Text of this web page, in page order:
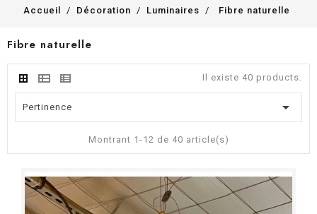
Accueil Décoration Luminaires Fibre naturelle
Fibre naturelle
Il existe 40 products.
Pertinence 
Montrant 1-12 de 40 article(s)